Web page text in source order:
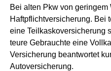
Bei alten Pkw von geringem
Haftpflichtversicherung. Bei
eine Teilkaskoversicherung
teure Gebrauchte eine
Versicherung beantwortet
Autoversicherung.